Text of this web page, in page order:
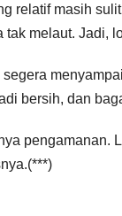
relatif masih
melaut. Jadi,
bersih, dan